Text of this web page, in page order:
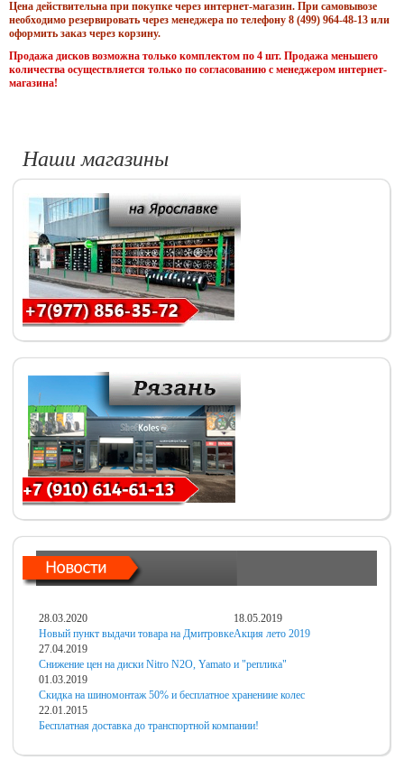
Цена действительна при покупке через интернет-магазин. При самовывозе
необходимо резервировать через менеджера по телефону 8 (499) 964-48-13 или
оформить заказ через корзину.
Продажа дисков возможна только комплектом по 4 шт. Продажа меньшего
количества осуществляется только по согласованию с менеджером интернет-
магазина!
Наши магазины
28.03.2020
Новый пункт выдачи товара на Дмитровке
18.05.2019
Акция лето 2019
27.04.2019
Снижение цен на диски Nitro N2O, Yamato и "реплика"
01.03.2019
Скидка на шиномонтаж 50% и бесплатное хранениие колес
22.01.2015
Бесплатная доставка до транспортной компании!